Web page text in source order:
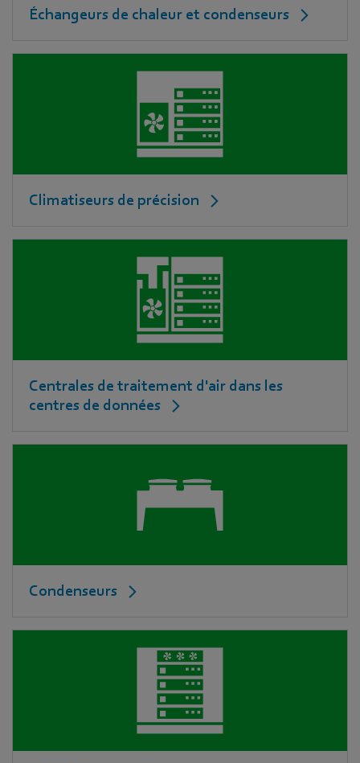
Échangeurs de chaleur et condenseurs
Climatiseurs de précision
Centrales de traitement d'air dans les
centres de données
Condenseurs